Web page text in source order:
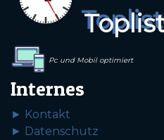
Pc und Mobil optimiert
Internes
► Kontakt
► Datenschutz